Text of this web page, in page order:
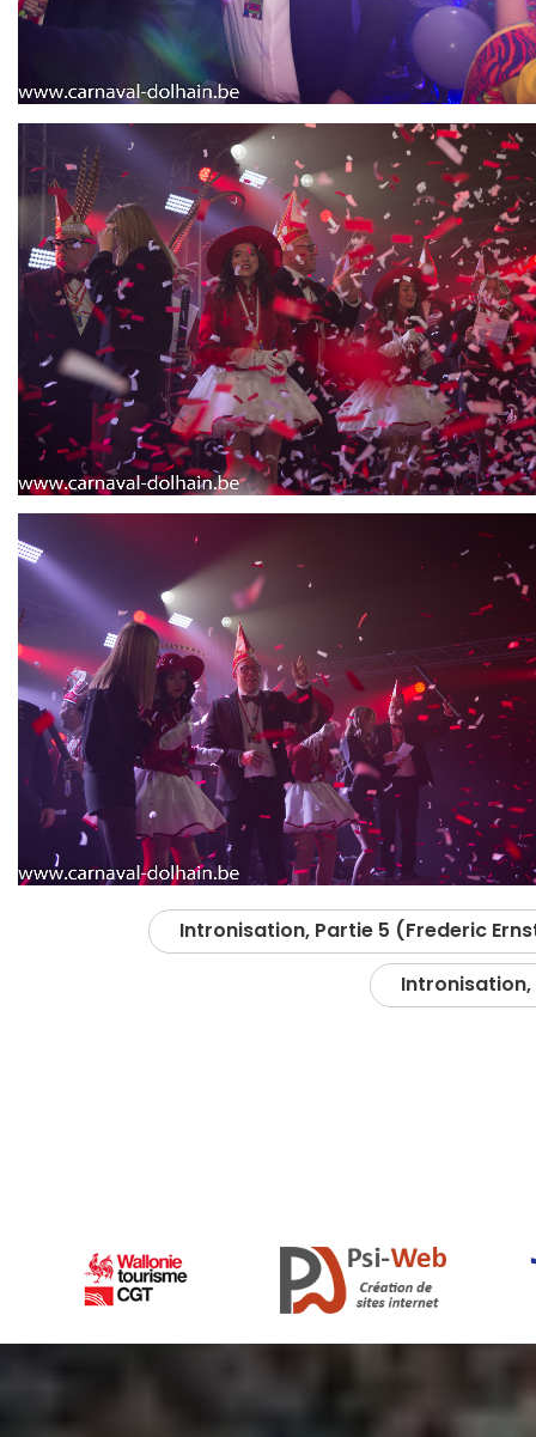
Intronisation, Partie 5 (Frederic